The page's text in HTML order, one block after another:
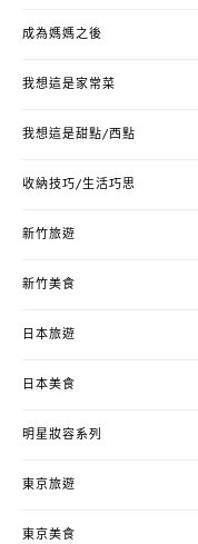
成為媽媽之後
我想這是家常菜
我想這是甜點/西點
收納技巧/生活巧思
新竹旅遊
新竹美食
日本旅遊
日本美食
明星妝容系列
東京旅遊
東京美食